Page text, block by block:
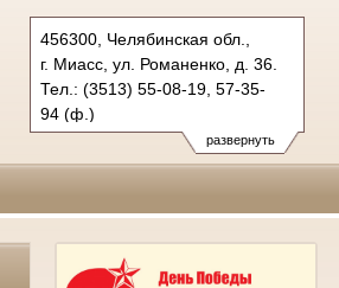
развернуть
456300, Челябинская обл.,
г. Миасс, ул. Романенко, д. 36.
Тел.: (3513) 55-08-19, 57-35-
94 (ф.)
miass.chel@sudrf.ru